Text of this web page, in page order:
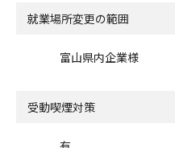
就業場所変更の範囲
富山県内企業様
受動喫煙対策